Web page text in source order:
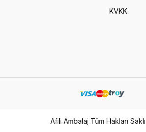
KVKK
Afili Ambalaj Tüm Hakları